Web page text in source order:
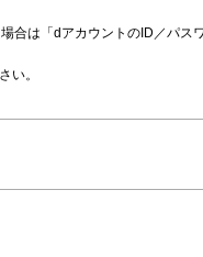
合は「dアカウントのID／パス
い。